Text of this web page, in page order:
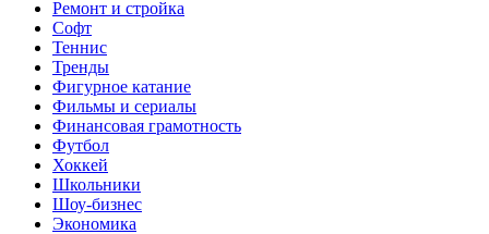
Ремонт и стройка
Софт
Теннис
Тренды
Фигурное катание
Фильмы и сериалы
Финансовая грамотность
Футбол
Хоккей
Школьники
Шоу-бизнес
Экономика